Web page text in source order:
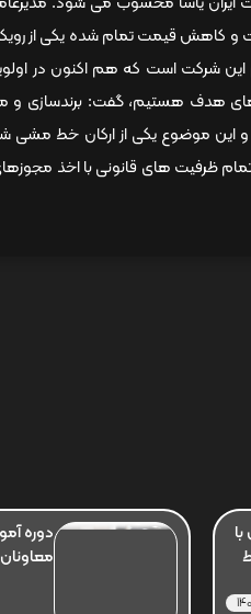
و کاهش قیمت تمام شده یکی از
شرکت است که هم اکنون در
های هدف هستیم، گفت: برندسازی
این موضوع یکی از ارکان خط مشی
ظرفیت های قانونی با اخذ
دوره